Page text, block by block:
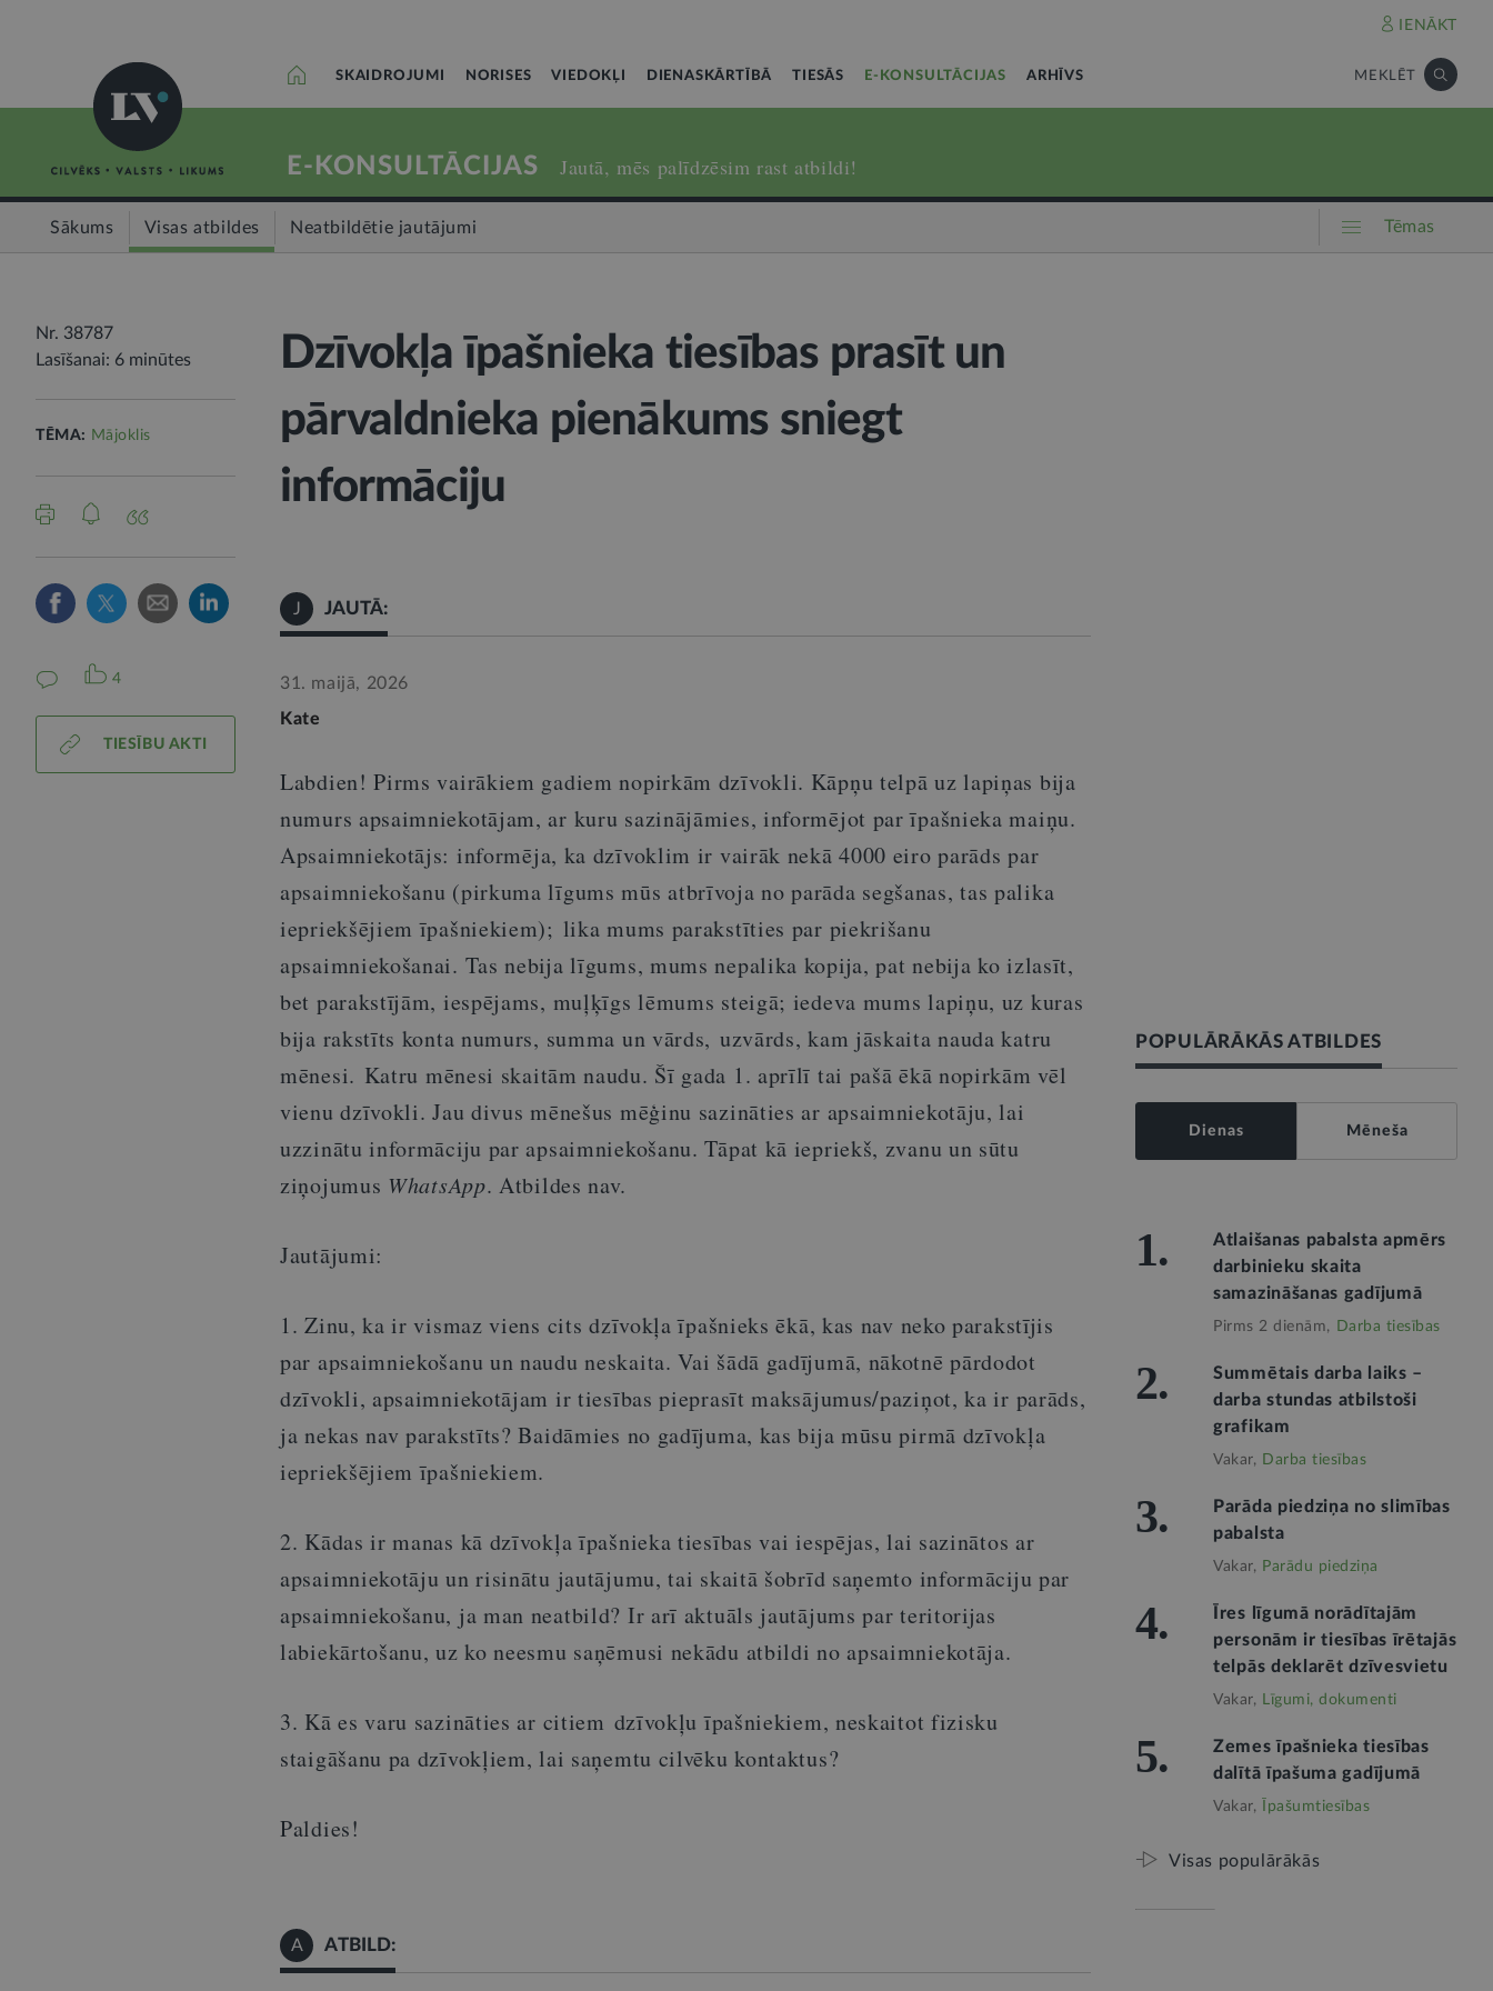
IENĀKT
SKAIDROJUMI NORISES VIEDOKĻI DIENASKĀRTĪBĀ TIESĀS E-KONSULTĀCIJAS ARHĪVS MEKLĒT
E-KONSULTĀCIJAS Jautā, mēs palīdzēsim rast atbildi!
Sākums Visas atbildes Neatbildētie jautājumi Tēmas
Nr. 38787
Lasīšanai: 6 minūtes
TĒMA: Mājoklis
4
TIESĪBU AKTI
Dzīvokļa īpašnieka tiesības prasīt un
pārvaldnieka pienākums sniegt
informāciju
J JAUTĀ:
31. maijā, 2026
Kate
Labdien! Pirms vairākiem gadiem nopirkām dzīvokli. Kāpņu telpā uz lapiņas bija
numurs apsaimniekotājam, ar kuru sazinājāmies, informējot par īpašnieka maiņu.
Apsaimniekotājs: informēja, ka dzīvoklim ir vairāk nekā 4000 eiro parāds par
apsaimniekošanu (pirkuma līgums mūs atbrīvoja no parāda segšanas, tas palika
iepriekšējiem īpašniekiem); lika mums parakstīties par piekrišanu
apsaimniekošanai. Tas nebija līgums, mums nepalika kopija, pat nebija ko izlasīt,
bet parakstījām, iespējams, muļķīgs lēmums steigā; iedeva mums lapiņu, uz kuras
bija rakstīts konta numurs, summa un vārds, uzvārds, kam jāskaita nauda katru
mēnesi. Katru mēnesi skaitām naudu. Šī gada 1. aprīlī tai pašā ēkā nopirkām vēl
vienu dzīvokli. Jau divus mēnešus mēģinu sazināties ar apsaimniekotāju, lai
uzzinātu informāciju par apsaimniekošanu. Tāpat kā iepriekš, zvanu un sūtu
ziņojumus WhatsApp. Atbildes nav.
Jautājumi:
1. Zinu, ka ir vismaz viens cits dzīvokļa īpašnieks ēkā, kas nav neko parakstījis
par apsaimniekošanu un naudu neskaita. Vai šādā gadījumā, nākotnē pārdodot
dzīvokli, apsaimniekotājam ir tiesības pieprasīt maksājumus/paziņot, ka ir parāds,
ja nekas nav parakstīts? Baidāmies no gadījuma, kas bija mūsu pirmā dzīvokļa
iepriekšējiem īpašniekiem.
2. Kādas ir manas kā dzīvokļa īpašnieka tiesības vai iespējas, lai sazinātos ar
apsaimniekotāju un risinātu jautājumu, tai skaitā šobrīd saņemto informāciju par
apsaimniekošanu, ja man neatbild? Ir arī aktuāls jautājums par teritorijas
labiekārtošanu, uz ko neesmu saņēmusi nekādu atbildi no apsaimniekotāja.
3. Kā es varu sazināties ar citiem dzīvokļu īpašniekiem, neskaitot fizisku
staigāšanu pa dzīvokļiem, lai saņemtu cilvēku kontaktus?
Paldies!
A ATBILD:
POPULĀRĀKĀS ATBILDES
Dienas Mēneša
1.
Atlaišanas pabalsta apmērs
darbinieku skaita
samazināšanas gadījumā
Pirms 2 dienām, Darba tiesības
2.
Summētais darba laiks –
darba stundas atbilstoši
grafikam
Vakar, Darba tiesības
3.
Parāda piedziņa no slimības
pabalsta
Vakar, Parādu piedziņa
4.
Īres līgumā norādītajām
personām ir tiesības īrētajās
telpās deklarēt dzīvesvietu
Vakar, Līgumi, dokumenti
5.
Zemes īpašnieka tiesības
dalītā īpašuma gadījumā
Vakar, Īpašumtiesības
Visas populārākās